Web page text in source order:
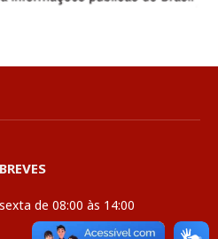
de 08:00 às 14:00